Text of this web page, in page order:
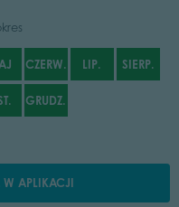
CZERW. LIP. SIERP.
GRUDZ.
W APLIKACJI